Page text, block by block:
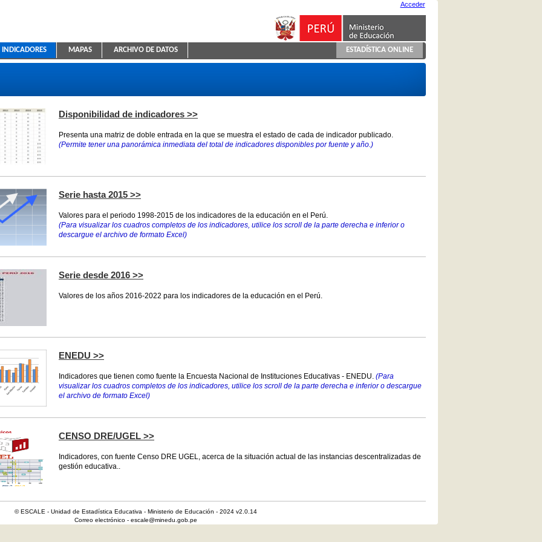
Educativa
Acceder
INDICADORES MAPAS ARCHIVO DE DATOS ESTADÍSTICA ONLINE
Disponibilidad de indicadores >>
Presenta una matriz de doble entrada en la que se muestra el estado de cada de indicador publicado.
(Permite tener una panorámica inmediata del total de indicadores disponibles por fuente y año.)
Serie hasta 2015 >>
Valores para el periodo 1998-2015 de los indicadores de la educación en el Perú.
(Para visualizar los cuadros completos de los indicadores, utilice los scroll de la parte derecha e inferior o
descargue el archivo de formato Excel)
Serie desde 2016 >>
Valores de los años 2016-2022 para los indicadores de la educación en el Perú.
ENEDU >>
Indicadores que tienen como fuente la Encuesta Nacional de Instituciones Educativas - ENEDU. (Para
visualizar los cuadros completos de los indicadores, utilice los scroll de la parte derecha e inferior o descargue
el archivo de formato Excel)
CENSO DRE/UGEL >>
Indicadores, con fuente Censo DRE UGEL, acerca de la situación actual de las instancias descentralizadas de
gestión educativa..
© ESCALE - Unidad de Estadística Educativa - Ministerio de Educación - 2024 v2.0.14
Correo electrónico - escale@minedu.gob.pe